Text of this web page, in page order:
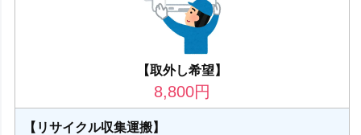
【取外し希望】
8,800円
【リサイクル収集運搬】